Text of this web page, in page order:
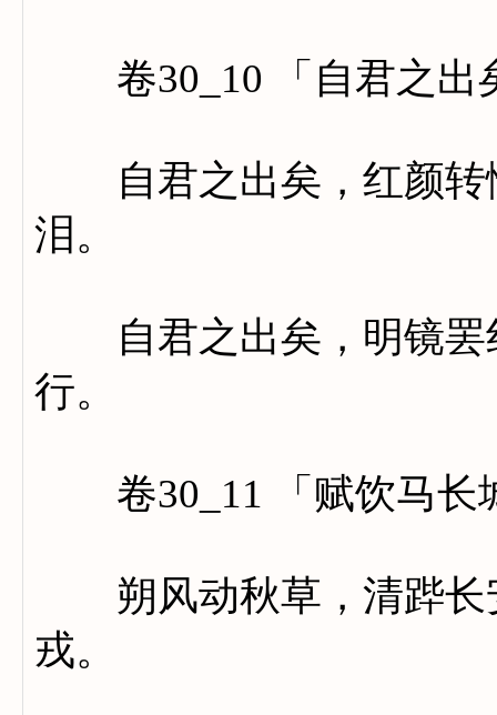
卷30_10 「自君之出
自君之出矣，红颜转
泪。
自君之出矣，明镜罢
行。
卷30_11 「赋饮马长
朔风动秋草，清跸长
戎。